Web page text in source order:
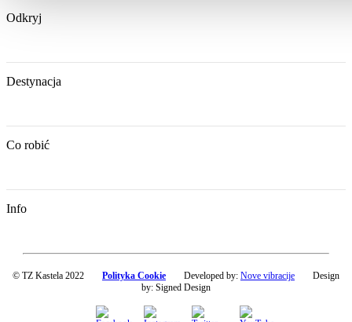
Odkryj
Destynacja
Co robić
Info
© TZ Kastela 2022 Polityka Cookie Developed by: Nove vibracije
Design
by: Signed Design